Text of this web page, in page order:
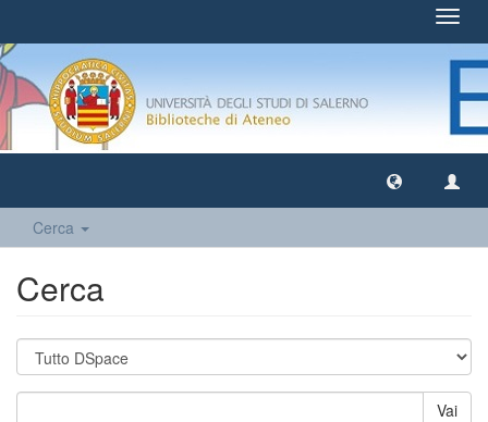
Cerca
Cerca
Vai